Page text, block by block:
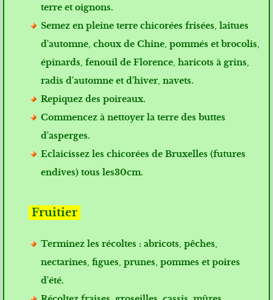
terre et oignons.
Semez en pleine terre chicorées frisées, laitues
d'automne, choux de Chine, pommés et brocolis,
épinards, fenouil de Florence, haricots à grins,
radis d'automne et d'hiver, navets.
Repiquez des poireaux.
Commencez à nettoyer la terre des buttes
d'asperges.
Eclaicissez les chicorées de Bruxelles (futures
endives) tous les30cm.
Fruitier
Terminez les récoltes : abricots, pêches,
nectarines, figues, prunes, pommes et poires
d'été.